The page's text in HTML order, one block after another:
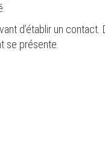
d’établir un
se présente.